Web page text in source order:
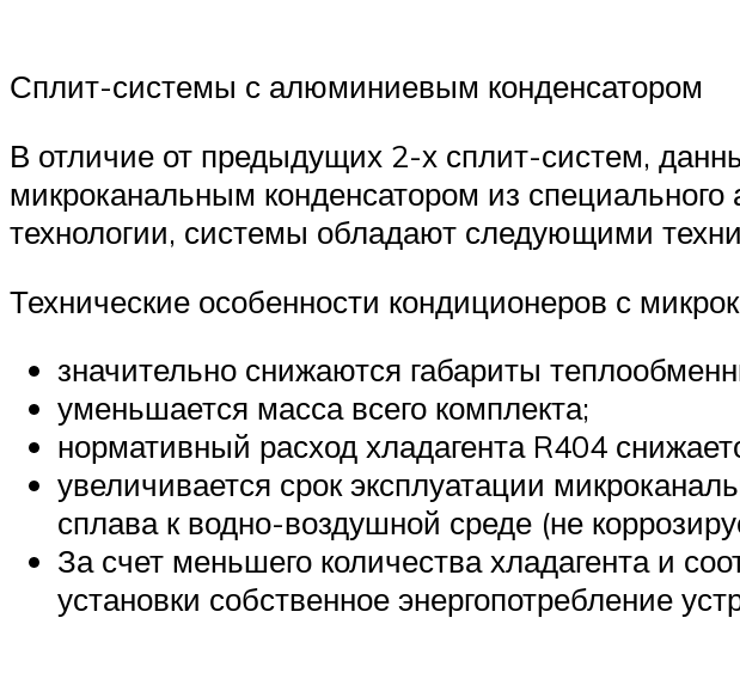
Сплит-системы с алюминиевым конденсатором
В отличие от предыдущих 2-х сплит-систем,
микроканальным конденсатором из
технологии, системы обладают следующими
Технические особенности кондиционеров с
значительно снижаются габариты
уменьшается масса всего комплекта;
нормативный расход хладагента R404
увеличивается срок эксплуатации
сплава к водно-воздушной среде (не
За счет меньшего количества хладагента и
установки собственное энергопотребление